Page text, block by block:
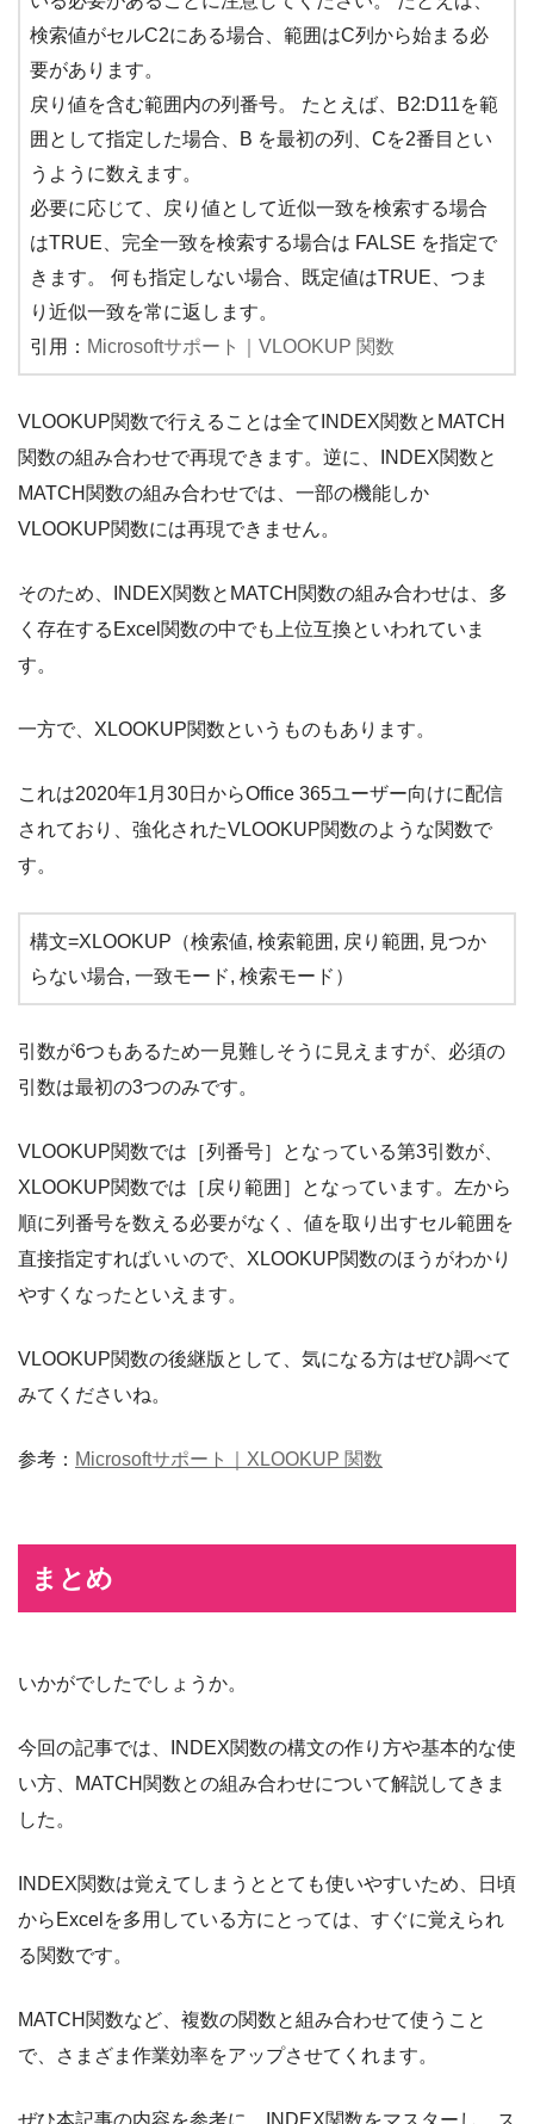
検索値がセルC2にある場合、範囲はC列から始まる必
要があります。
戻り値を含む範囲内の列番号。 たとえば、B2:D11を範
囲として指定した場合、B を最初の列、Cを2番目とい
うように数えます。
必要に応じて、戻り値として近似一致を検索する場合
はTRUE、完全一致を検索する場合は FALSE を指定で
きます。 何も指定しない場合、既定値はTRUE、つま
り近似一致を常に返します。
引用： Microsoftサポート｜VLOOKUP 関数
VLOOKUP関数で行えることは全てINDEX関数とMATCH
関数の組み合わせで再現できます。逆に、INDEX関数と
MATCH関数の組み合わせでは、一部の機能しか
VLOOKUP関数には再現できません。
そのため、INDEX関数とMATCH関数の組み合わせは、多
く存在するExcel関数の中でも上位互換といわれていま
す。
一方で、XLOOKUP関数というものもあります。
これは2020年1月30日からOffice 365ユーザー向けに配信
されており、強化されたVLOOKUP関数のような関数で
す。
構文=XLOOKUP（検索値, 検索範囲, 戻り範囲, 見つか
らない場合, 一致モード, 検索モード）
引数が6つもあるため一見難しそうに見えますが、必須の
引数は最初の3つのみです。
VLOOKUP関数では［列番号］となっている第3引数が、
XLOOKUP関数では［戻り範囲］となっています。左から
順に列番号を数える必要がなく、値を取り出すセル範囲を
直接指定すればいいので、XLOOKUP関数のほうがわかり
やすくなったといえます。
VLOOKUP関数の後継版として、気になる方はぜひ調べて
みてくださいね。
参考： Microsoftサポート｜XLOOKUP 関数
まとめ
いかがでしたでしょうか。
今回の記事では、INDEX関数の構文の作り方や基本的な使
い方、MATCH関数との組み合わせについて解説してきま
した。
INDEX関数は覚えてしまうととても使いやすいため、日頃
からExcelを多用している方にとっては、すぐに覚えられ
る関数です。
MATCH関数など、複数の関数と組み合わせて使うこと
で、さまざま作業効率をアップさせてくれます。
ぜひ本記事の内容を参考に、INDEX関数をマスターし、ス